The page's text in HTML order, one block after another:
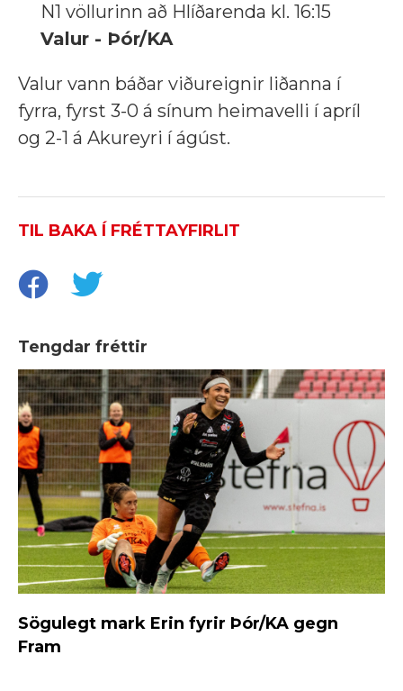
N1 völlurinn að Hlíðarenda kl. 16:15
Valur - Þór/KA
Valur vann báðar viðureignir liðanna í
fyrra, fyrst 3-0 á sínum heimavelli í apríl
og 2-1 á Akureyri í ágúst.
TIL BAKA Í FRÉTTAYFIRLIT
Tengdar fréttir
Sögulegt mark Erin fyrir Þór/KA gegn
Fram